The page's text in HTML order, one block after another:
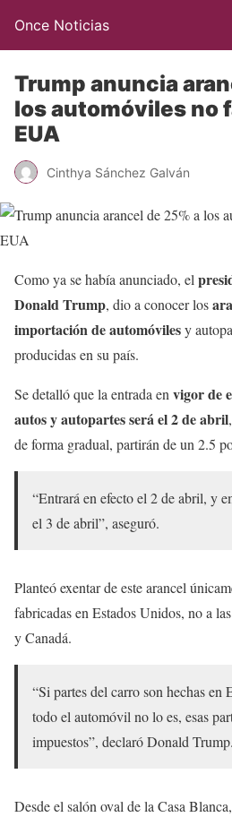
Once Noticias
Trump anuncia
los automóviles no
EUA
Cinthya Sánchez Galván
Como ya se había anunciado, el
Donald Trump, dio a conocer los
importación de automóvilesy
producidas en su país.
Se detalló que la entrada en vigor de
autos y autopartes será el 2 de abril
de forma gradual, partirán de un 2.5
“Entrará en efecto el 2 de abril, y
el 3 de abril”, aseguró.
Planteó exentar de este arancel
fabricadas en Estados Unidos, no a
y Canadá.
“Si partes del carro son hechas en
todo el automóvil no lo es, esas
impuestos”, declaró Donald Trump.
Desde el salón oval de la Casa Blanca,